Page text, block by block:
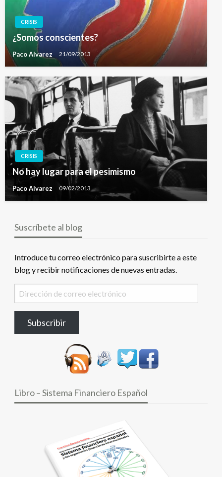
CRISIS
¿Somos conscientes?
Paco Alvarez 21/09/2013
CRISIS
No hay lugar para el pesimismo
Paco Alvarez 09/02/2013
Suscríbete al blog
Introduce tu correo electrónico para suscribirte a este
blog y recibir notificaciones de nuevas entradas.
Dirección
de
electrónico
Subscribir
Libro – Sistema Financiero Español